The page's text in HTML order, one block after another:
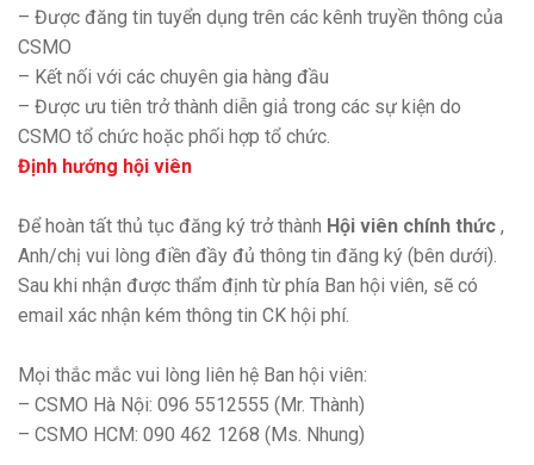
– Được đăng tin tuyển dụng trên các kênh truyền thông của
CSMO
– Kết nối với các chuyên gia hàng đầu
– Được ưu tiên trở thành diễn giả trong các sự kiện do
CSMO tổ chức hoặc phối hợp tổ chức.
Định hướng hội viên
Để hoàn tất thủ tục đăng ký trở thành Hội viên chính thức ,
Anh/chị vui lòng điền đầy đủ thông tin đăng ký (bên dưới).
Sau khi nhận được thẩm định từ phía Ban hội viên, sẽ có
email xác nhận kém thông tin CK hội phí.
Mọi thắc mắc vui lòng liên hệ Ban hội viên:
– CSMO Hà Nội: 096 5512555 (Mr. Thành)
– CSMO HCM: 090 462 1268 (Ms. Nhung)